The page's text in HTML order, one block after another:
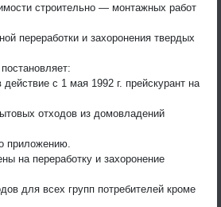
строительно — монтажных работ
переработки и захоронения твердых
с 1 мая 1992 г. прейскурант на
отходов из домовладений
приложению.
на переработку и захоронение
для всех групп потребителей кроме